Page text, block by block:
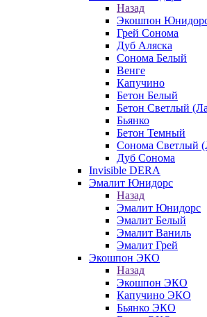
Назад
Экошпон
Грей Сонома
Дуб Аляска
Сонома Белый
Венге
Капучино
Бетон Белый
Бетон Светлый
Бьянко
Бетон Темный
Сонома Светлый
Дуб Сонома
Invisible DERA
Эмалит Юнидорс
Назад
Эмалит Юнидорс
Эмалит Белый
Эмалит Ваниль
Эмалит Грей
Экошпон ЭКО
Назад
Экошпон ЭКО
Капучино ЭКО
Бьянко ЭКО